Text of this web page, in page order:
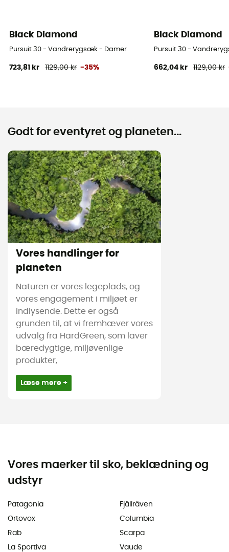
Black Diamond
Pursuit 30 - Vandrerygsæk - Damer
723,81 kr 1129,00 kr -35%
Black Diamond
Pursuit 30 -
662,04 kr 1129,00 kr
Godt for eventyret og planeten...
Vores handlinger for
planeten
Naturen er vores legeplads, og
vores engagement i miljøet er
indlysende. Dette er også
grunden til, at vi fremhæver vores
udvalg fra HardGreen, som laver
bæredygtige, miljøvenlige
produkter,
Læse mere +
Vores maerker til sko, beklædning og
udstyr
Patagonia
Ortovox
Rab
La Sportiva
Fjällräven
Columbia
Scarpa
Vaude